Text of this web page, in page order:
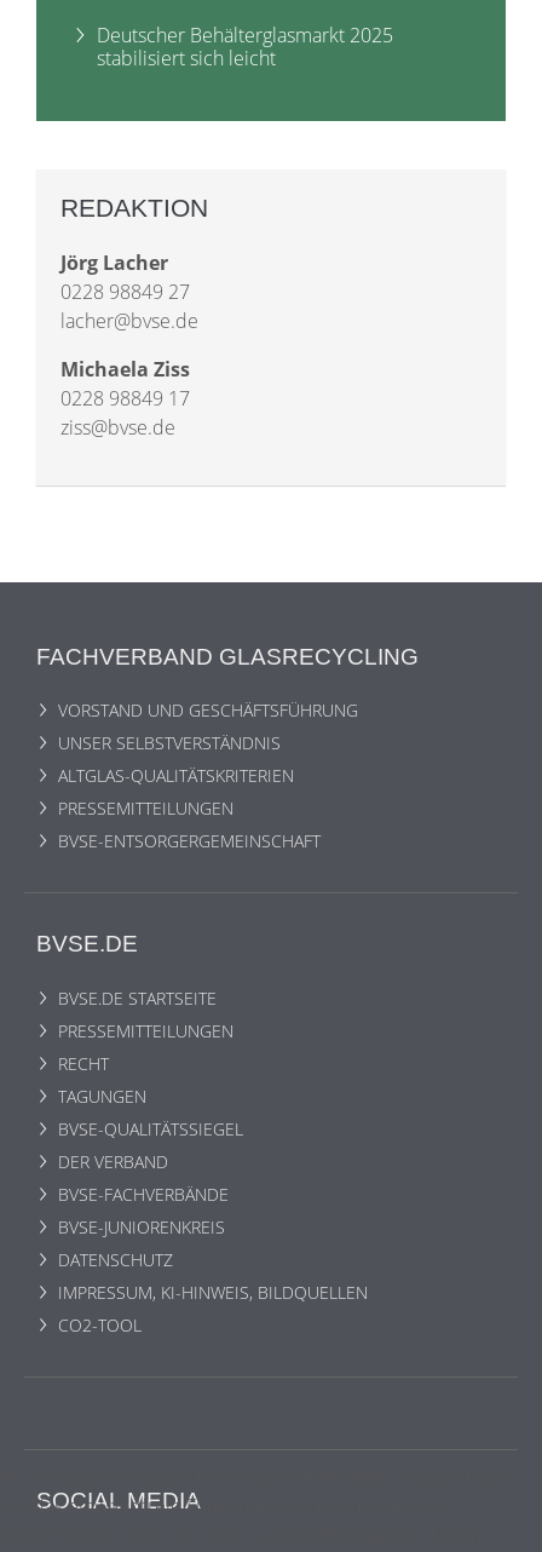
Deutscher Behälterglasmarkt 2025
stabilisiert sich leicht
REDAKTION
Jörg Lacher
0228 98849 27
lacher@bvse.de
Michaela Ziss
0228 98849 17
ziss@bvse.de
FACHVERBAND GLASRECYCLING
VORSTAND UND GESCHÄFTSFÜHRUNG
UNSER SELBSTVERSTÄNDNIS
ALTGLAS-QUALITÄTSKRITERIEN
PRESSEMITTEILUNGEN
BVSE-ENTSORGERGEMEINSCHAFT
BVSE.DE
BVSE.DE STARTSEITE
PRESSEMITTEILUNGEN
RECHT
TAGUNGEN
BVSE-QUALITÄTSSIEGEL
DER VERBAND
BVSE-FACHVERBÄNDE
BVSE-JUNIORENKREIS
DATENSCHUTZ
IMPRESSUM, KI-HINWEIS, BILDQUELLEN
CO2-TOOL
SOCIAL MEDIA
die das einwandfreie Funktionieren der Internetseite